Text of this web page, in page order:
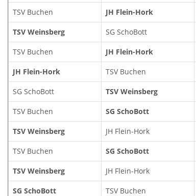
TSV Buchen JH Flein-Hork
TSV Weinsberg SG SchoBott
TSV Buchen JH Flein-Hork
JH Flein-Hork TSV Buchen
SG SchoBott TSV Weinsberg
TSV Buchen SG SchoBott
TSV Weinsberg JH Flein-Hork
TSV Buchen SG SchoBott
TSV Weinsberg JH Flein-Hork
SG SchoBott TSV Buchen